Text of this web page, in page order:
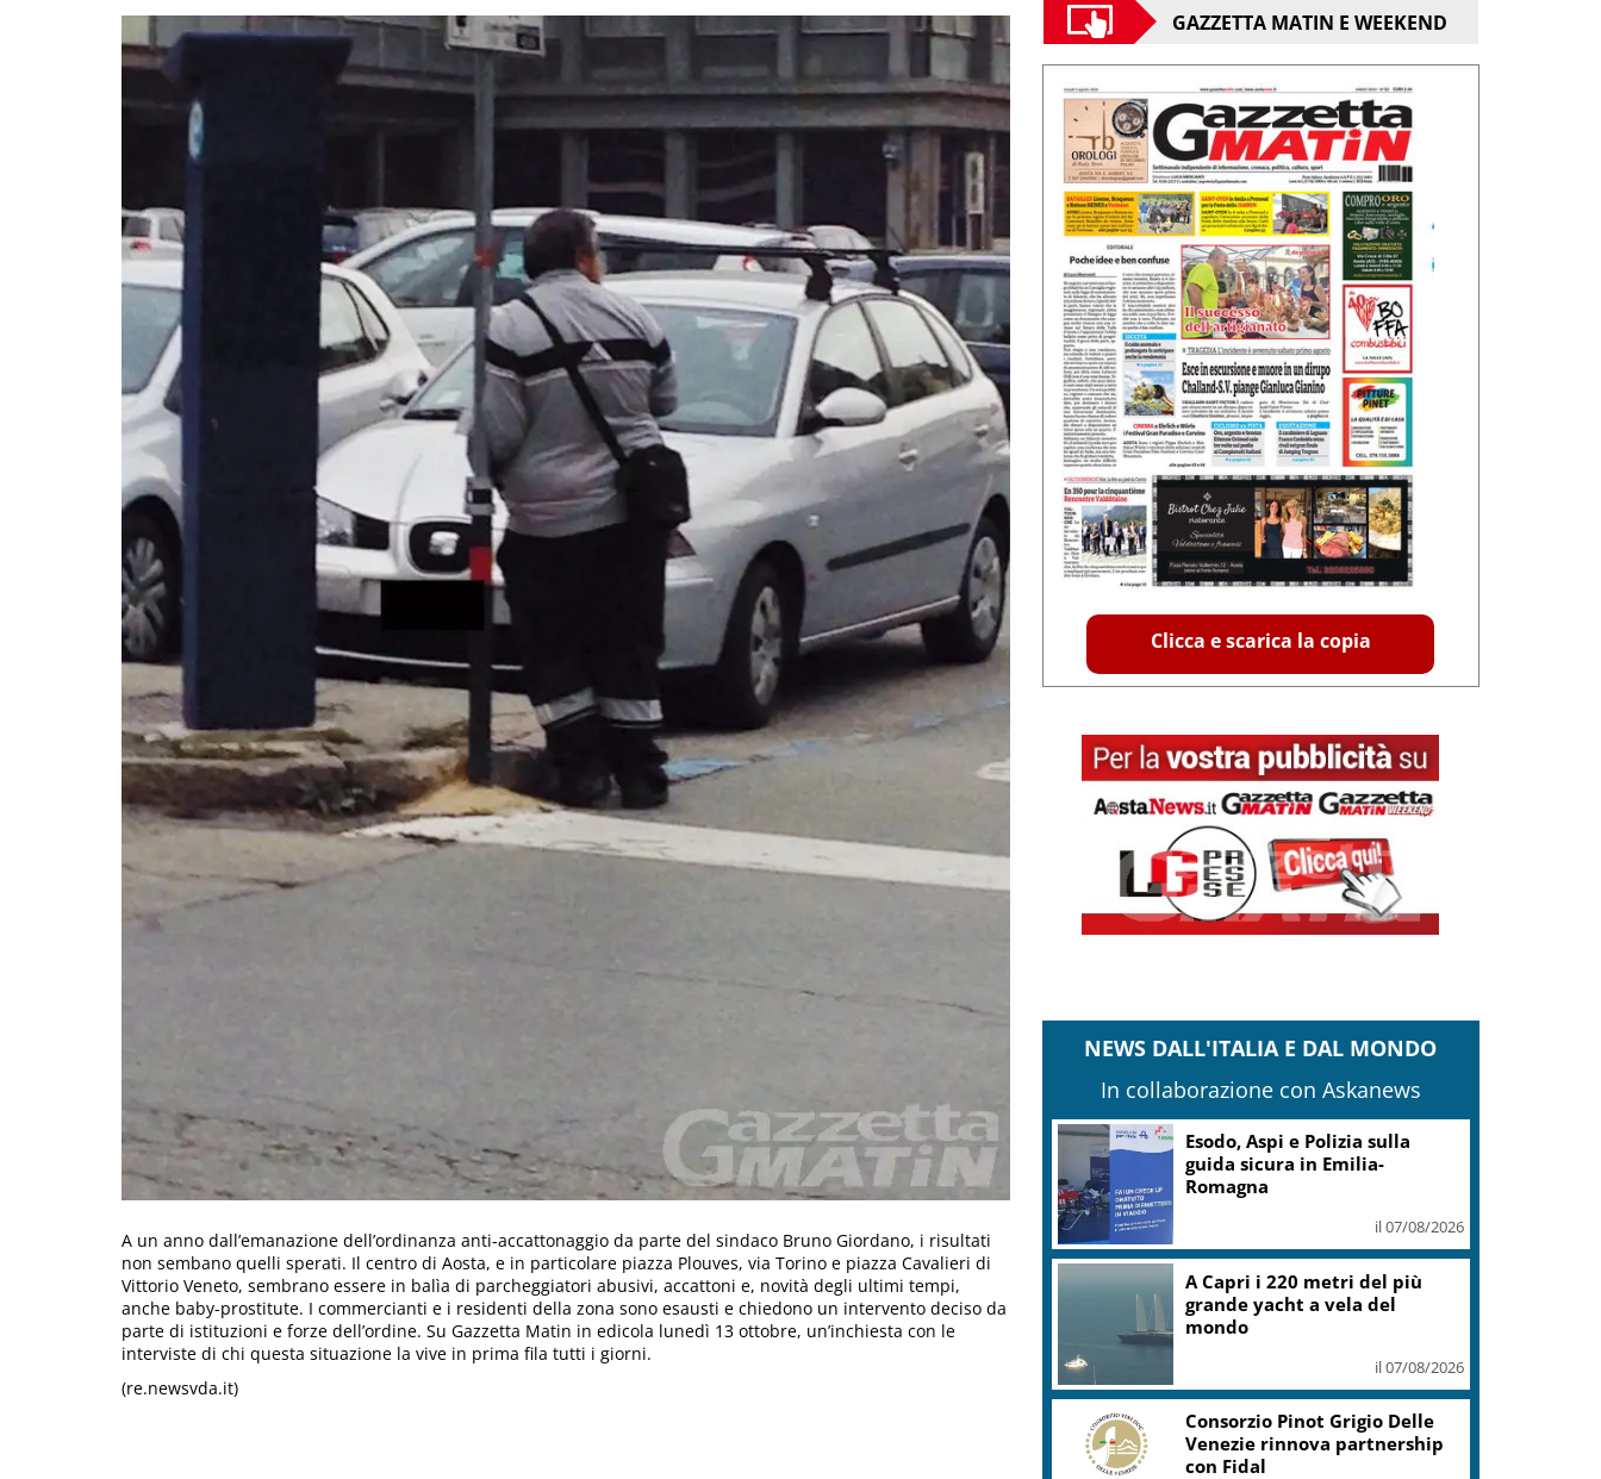
A un anno dall’emanazione dell’ordinanza anti-accattonaggio da parte del sindaco Bruno Giordano, i risultati
non sembano quelli sperati. Il centro di Aosta, e in particolare piazza Plouves, via Torino e piazza Cavalieri di
Vittorio Veneto, sembrano essere in balìa di parcheggiatori abusivi, accattoni e, novità degli ultimi tempi,
anche baby-prostitute. I commercianti e i residenti della zona sono esausti e chiedono un intervento deciso da
parte di istituzioni e forze dell’ordine. Su Gazzetta Matin in edicola lunedì 13 ottobre, un’inchiesta con le
interviste di chi questa situazione la vive in prima fila tutti i giorni.
(re.newsvda.it)
GAZZETTA MATIN E WEEKEND
Clicca e scarica la copia
NEWS DALL'ITALIA E DAL MONDO
In collaborazione con Askanews
Esodo, Aspi e Polizia sulla
guida sicura in Emilia-
Romagna
il 07/08/2026
A Capri i 220 metri del più
grande yacht a vela del
mondo
il 07/08/2026
Consorzio Pinot Grigio Delle
Venezie rinnova partnership
con Fidal